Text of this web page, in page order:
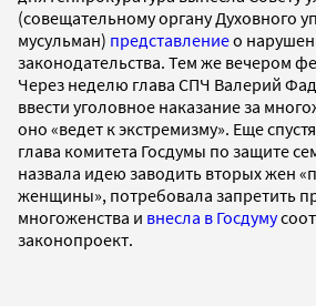
(совещательному органу Духовного
мусульман) представлениео
законодательства. Тем же вечером
Через неделю глава СПЧ Валерий
ввести уголовное наказание за
оно «ведет к экстремизму». Еще
глава комитета Госдумы по защите
назвала идею заводить вторых жен
женщины», потребовала запретить
многоженства и внесла в Госдуму
законопроект.